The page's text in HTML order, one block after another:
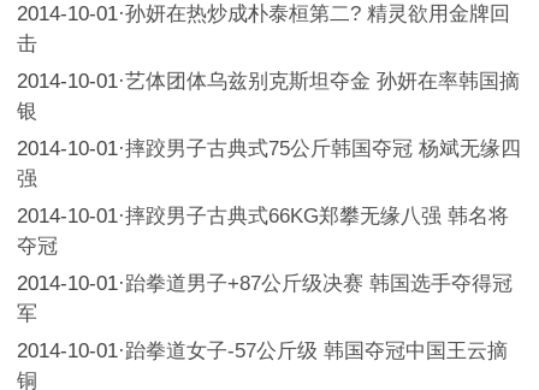
2014-10-01·孙妍在热炒成朴泰桓第二? 精灵欲用金牌回
击
2014-10-01·艺体团体乌兹别克斯坦夺金 孙妍在率韩国摘
银
2014-10-01·摔跤男子古典式75公斤韩国夺冠 杨斌无缘四
强
2014-10-01·摔跤男子古典式66KG郑攀无缘八强 韩名将
夺冠
2014-10-01·跆拳道男子+87公斤级决赛 韩国选手夺得冠
军
2014-10-01·跆拳道女子-57公斤级 韩国夺冠中国王云摘
铜